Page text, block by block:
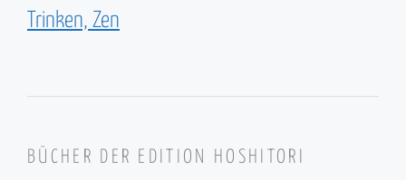
Trinken, Zen
BÜCHER DER EDITION HOSHITORI